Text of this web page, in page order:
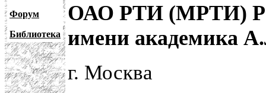
Форум
Библиотека
ОАО РТИ (МРТИ)
имени академика
г. Москва